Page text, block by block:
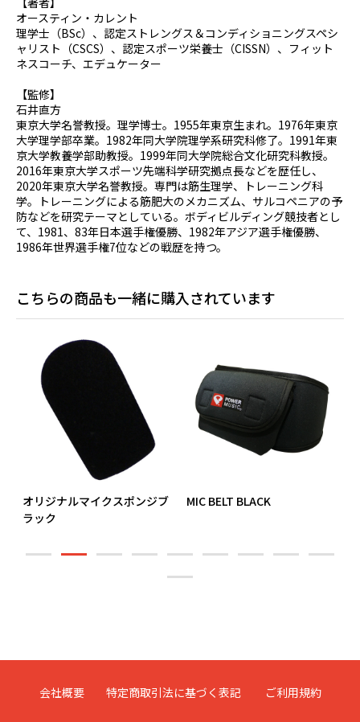
オースティン・カレント
理学士（BSc）、認定ストレングス＆コンディショニングスペシ
ャリスト（CSCS）、認定スポーツ栄養士（CISSN）、フィット
ネスコーチ、エデュケーター
【監修】
石井直方
東京大学名誉教授。理学博士。1955年東京生まれ。1976年東京
大学理学部卒業。1982年同大学院理学系研究科修了。1991年東
京大学教養学部助教授。1999年同大学院総合文化研究科教授。
2016年東京大学スポーツ先端科学研究拠点長などを歴任し、
2020年東京大学名誉教授。専門は筋生理学、トレーニング科
学。トレーニングによる筋肥大のメカニズム、サルコペニアの予
防などを研究テーマとしている。ボディビルディング競技者とし
て、1981、83年日本選手権優勝、1982年アジア選手権優勝、
1986年世界選手権7位などの戦歴を持つ。
こちらの商品も一緒に購入されています
オリジナルマイクスポンジブ
ラック
MIC BELT BLACK
会社概要 特定商取引法に基づく表記 ご利用規約